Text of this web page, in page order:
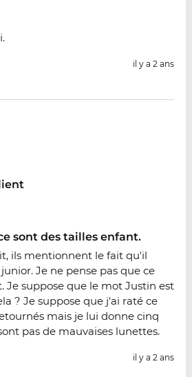
il y a 2 ans
sont des tailles enfant.
ils mentionnent le fait qu'il
Je ne pense pas que ce
Je suppose que le mot Justin est
? Je suppose que j'ai raté ce
mais je lui donne cinq
pas de mauvaises lunettes.
il y a 2 ans